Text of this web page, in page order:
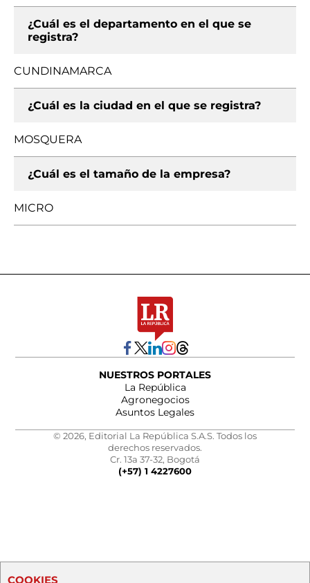
¿Cuál es el departamento en el que se
registra?
CUNDINAMARCA
¿Cuál es la ciudad en el que se registra?
MOSQUERA
¿Cuál es el tamaño de la empresa?
MICRO
NUESTROS PORTALES
La República
Agronegocios
Asuntos Legales
© 2026, Editorial La República S.A.S. Todos los
derechos reservados.
Cr. 13a 37-32, Bogotá
(+57) 1 4227600
COOKIES